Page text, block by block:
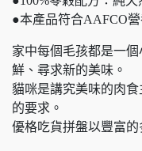
●本產品符合AAFCO
家中每個毛孩都是一
鮮、尋求新的美味。
貓咪是講究美味的肉
的要求。
優格吃貨拼盤以豐富